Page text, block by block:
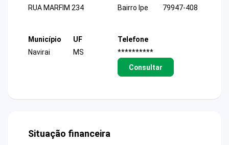
RUA MARFIM 234
Bairro Ipe
79947-408
Município
Navirai
UF
MS
Telefone
**********
Consultar
Situação financeira